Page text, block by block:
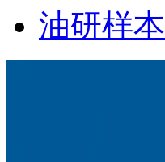
油研样本